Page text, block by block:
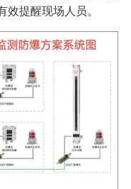
提醒现场人员。